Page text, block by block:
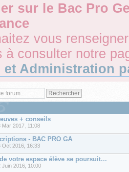
sur le Bac Pro
vous
à consulter notre
et Administration
+ conseils
Mar 2017, 11:08
- BAC PRO GA
Oct 2016, 16:33
votre espace élève se poursuit…
Juin 2016, 10:00